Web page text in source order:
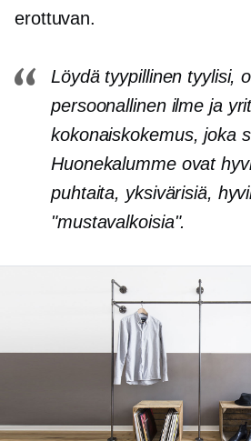
erottuvan.
Löydä tyypillinen tyylisi,
persoonallinen ilme ja
kokonaiskokemus, joka
Huonekalumme ovat
puhtaita, yksivärisiä,
"mustavalkoisia".